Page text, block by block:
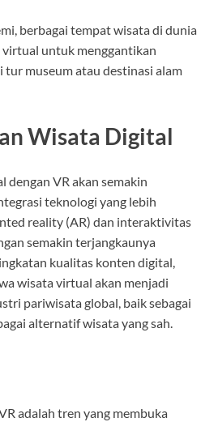
berbagai tempat wisata di dunia
untuk menggantikan
tur museum atau destinasi alam
Wisata Digital
dengan VR akan semakin
teknologi yang lebih
reality (AR) dan interaktivitas
semakin terjangkaunya
kualitas konten digital,
wisata virtual akan menjadi
pariwisata global, baik sebagai
alternatif wisata yang sah.
adalah tren yang membuka